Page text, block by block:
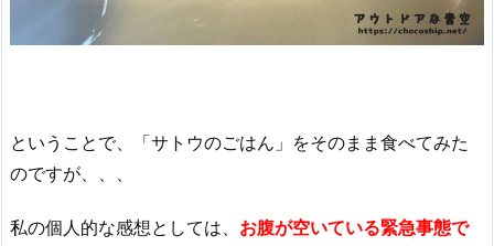
ということで、「サトウのごはん」をそのまま食べてみた
のですが、、、
私の個人的な感想としては、 お腹が空いている緊急事態で